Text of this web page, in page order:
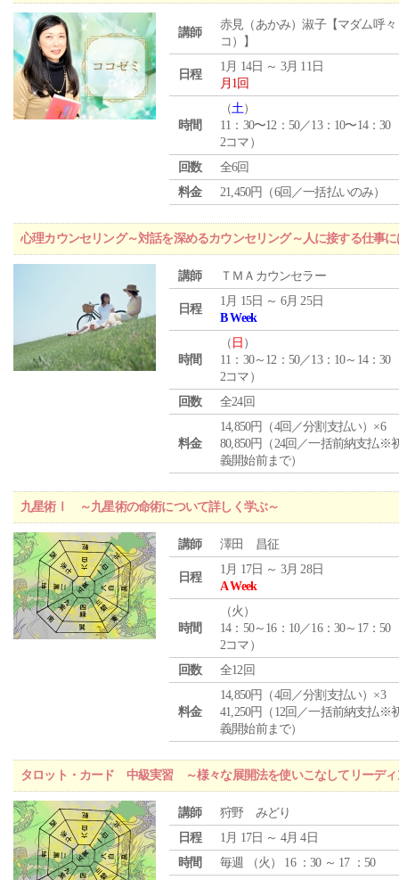
講師
赤見（あかみ）淑子【マダム呼々
コ）】
日程
1月 14日 ～ 3月 11日
月1回
時間
（土）
11：30〜12：50／13：10〜14：30
2コマ）
回数
全6回
料金
21,450円（6回／一括払いのみ）
心理カウンセリング～対話を深めるカウンセリング～人に接する仕事
講師 ＴＭＡカウンセラー
日程
1月 15日 ～ 6月 25日
B Week
時間
（ 日 ）
11：30～12：50／13：10～14：30
2コマ）
回数
全24回
料金
14,850円（4回／分割支払い）×6
80,850円（24回／一括前納支払※
義開始前まで）
九星術Ⅰ ～九星術の命術について詳しく学ぶ～
講師 澤田 昌征
日程
1月 17日 ～ 3月 28日
A Week
時間
（火 ）
14：50～16：10／16：30～17：50
2コマ）
回数
全12回
料金
14,850円（4回／分割支払い）×3
41,250円（12回／一括前納支払※
義開始前まで）
タロット・カード 中級実習 ～様々な展開法を使いこなしてリーディ
講師
狩野 みどり
日程
1月 17日 ～ 4月 4日
時間
毎週 （火 ） 16 ：30 ～ 17 ：50